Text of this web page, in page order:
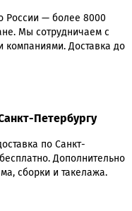
России — более 8000
Мы сотрудничаем с
компаниями. Доставка до
Петербургу
по Санкт-
Дополнительно
сборки и такелажа.